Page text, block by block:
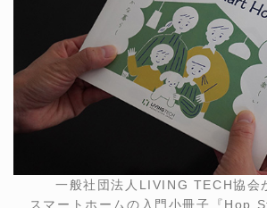
一般社団法人LIVING TECH協会
スマートホームの入門小冊子『Hop